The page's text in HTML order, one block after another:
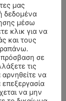
μας
δεδομένα
μέσω
κλικ για να
και τους
σε
τις
αρνηθείτε να
να μην